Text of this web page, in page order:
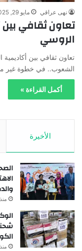
نهى عراقي مايو 29, 2025
تعاون ثقافي بين
الروسي
تعاون ثقافي بين أكاديمية
الشعوب.. في خطوة غير
أكمل القراءة »
الأخيرة
منذ 3 ساعات